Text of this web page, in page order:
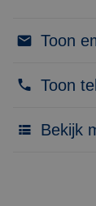
Toon
Toon
Bekijk